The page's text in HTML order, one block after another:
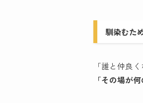
馴染むた
「誰と仲良
「その場が